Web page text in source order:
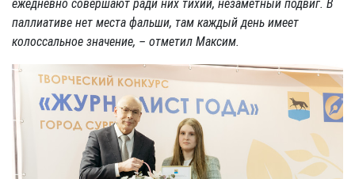
ежедневно совершают ради них тихий, незаметный подвиг. В
паллиативе нет места фальши, там каждый день имеет
колоссальное значение, – отметил Максим.